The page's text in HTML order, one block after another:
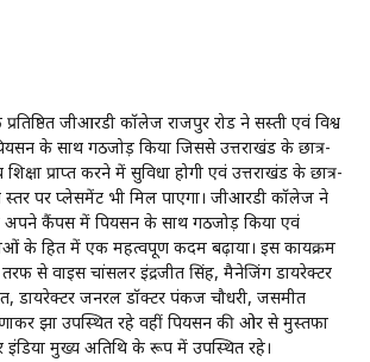
जीआरडी कॉलेज राजपुर रोड ने सस्ती एवं विश्व
के साथ गठजोड़ किया जिससे उत्तराखंड के छात्र-
शिक्षा प्राप्त करने में सुविधा होगी एवं उत्तराखंड के छात्र-
स्तर पर प्लेसमेंट भी मिल पाएगा। जीआरडी कॉलेज ने
अपने कैंपस में पियर्सन के साथ गठजोड़ किया एवं
के हित में एक महत्वपूर्ण कदम बढ़ाया। इस कार्यक्रम
से वाइस चांसलर इंद्रजीत सिंह, मैनेजिंग डायरेक्टर
डायरेक्टर जनरल डॉक्टर पंकज चौधरी, जसमीत
झा उपस्थित रहे वहीं पियर्सन की ओर से मुस्तफा
मुख्य अतिथि के रूप में उपस्थित रहे।